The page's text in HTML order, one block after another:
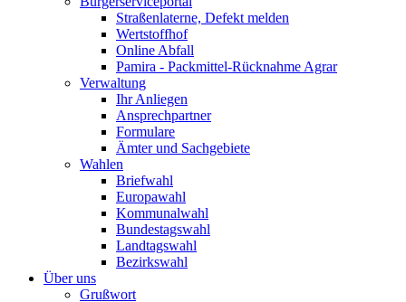
Straßenlaterne, Defekt melden
Wertstoffhof
Online Abfall
Pamira - Packmittel-Rücknahme Agrar
Verwaltung
Ihr Anliegen
Ansprechpartner
Formulare
Ämter und Sachgebiete
Wahlen
Briefwahl
Europawahl
Kommunalwahl
Bundestagswahl
Landtagswahl
Bezirkswahl
Über uns
Grußwort